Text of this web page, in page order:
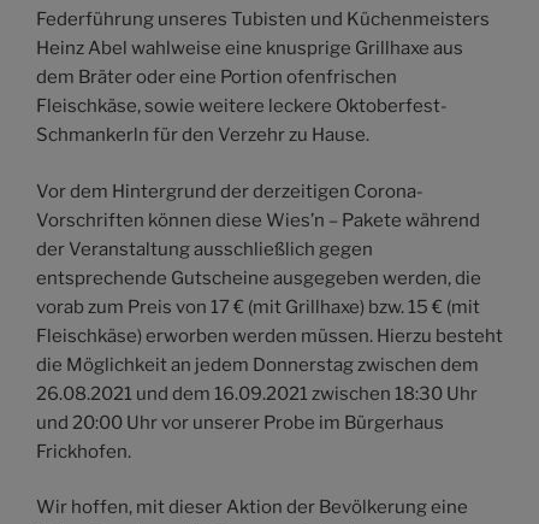
Federführung unseres Tubisten und Küchenmeisters
Heinz Abel wahlweise eine knusprige Grillhaxe aus
dem Bräter oder eine Portion ofenfrischen
Fleischkäse, sowie weitere leckere Oktoberfest-
Schmankerln für den Verzehr zu Hause.
Vor dem Hintergrund der derzeitigen Corona-
Vorschriften können diese Wies’n – Pakete während
der Veranstaltung ausschließlich gegen
entsprechende Gutscheine ausgegeben werden, die
vorab zum Preis von 17 € (mit Grillhaxe) bzw. 15 € (mit
Fleischkäse) erworben werden müssen. Hierzu besteht
die Möglichkeit an jedem Donnerstag zwischen dem
26.08.2021 und dem 16.09.2021 zwischen 18:30 Uhr
und 20:00 Uhr vor unserer Probe im Bürgerhaus
Frickhofen.
Wir hoffen, mit dieser Aktion der Bevölkerung eine